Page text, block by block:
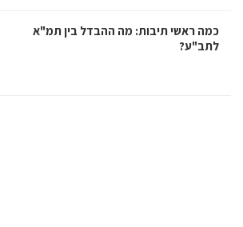
כמה ראשי תיבות: מה ההבדל בין תמ"א
לתב"ע?